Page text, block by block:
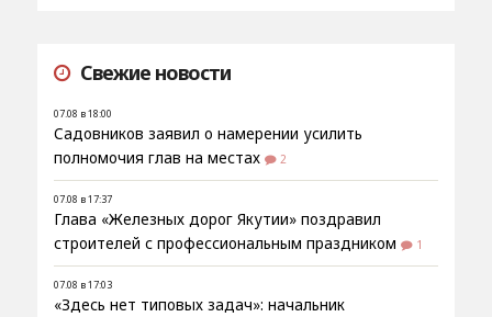
Свежие новости
07.08 в 18:00
Садовников заявил о намерении усилить
полномочия глав на местах
2
07.08 в 17:37
Глава «Железных дорог Якутии» поздравил
строителей с профессиональным праздником
1
07.08 в 17:03
«Здесь нет типовых задач»: начальник